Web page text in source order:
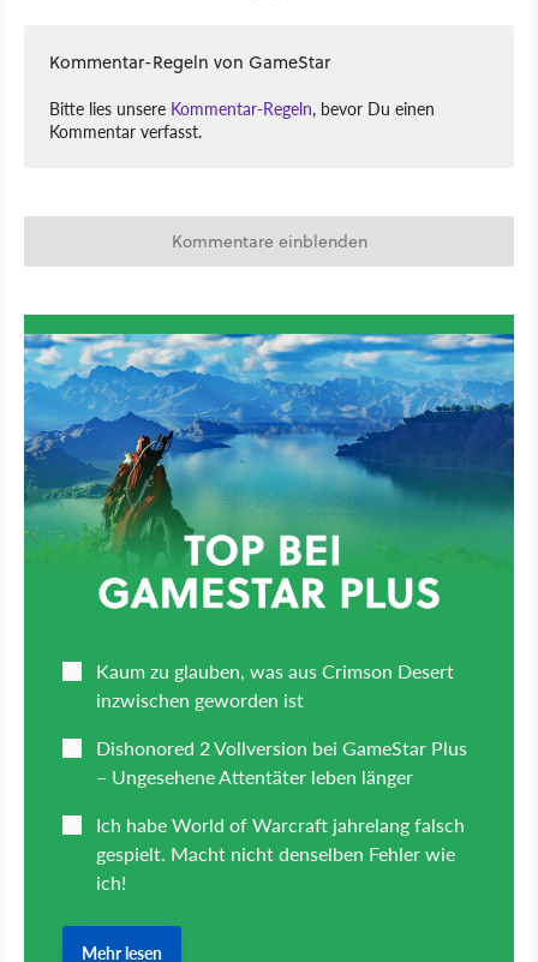
Kommentar-Regeln von GameStar
Bitte lies unsere Kommentar-Regeln, bevor Du einen
Kommentar verfasst.
Kommentare einblenden